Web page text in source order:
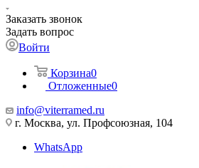
Заказать звонок
Задать вопрос
Войти
Корзина0
Отложенные0
info@viterramed.ru
г. Москва, ул. Профсоюзная, 104
WhatsApp